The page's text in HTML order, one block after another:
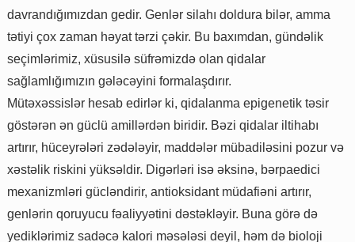
davrandığımızdan gedir. Genlər silahı doldura bilər, amma
tətiyi çox zaman həyat tərzi çəkir. Bu baxımdan, gündəlik
seçimlərimiz, xüsusilə süfrəmizdə olan qidalar
sağlamlığımızın gələcəyini formalaşdırır.
Mütəxəssislər hesab edirlər ki, qidalanma epigenetik təsir
göstərən ən güclü amillərdən biridir. Bəzi qidalar iltihabı
artırır, hüceyrələri zədələyir, maddələr mübadiləsini pozur və
xəstəlik riskini yüksəldir. Digərləri isə əksinə, bərpaedici
mexanizmləri gücləndirir, antioksidant müdafiəni artırır,
genlərin qoruyucu fəaliyyətini dəstəkləyir. Buna görə də
yediklərimiz sadəcə kalori məsələsi deyil, həm də bioloji